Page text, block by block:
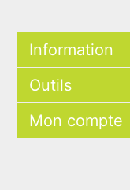
Information
Outils
Mon compte